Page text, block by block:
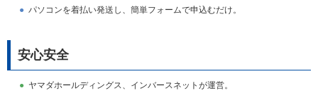
パソコンを着払い発送し、簡単フォームで申込むだけ。
安心安全
ヤマダホールディングス、インバースネットが運営。